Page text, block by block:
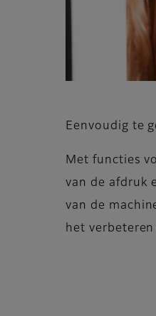
Eenvoudig te
Met functies
van de afdruk
van de
het